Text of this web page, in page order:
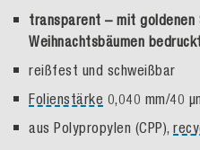
transparent – mit goldenen
Weihnachtsbäumen
reißfest und schweißbar
Folienstärke 0,040 mm/40
aus Polypropylen (CPP),